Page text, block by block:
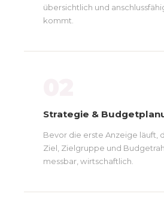
übersichtlich und
kommt.
Strategie &
Bevor die erste Anzeige läuft,
Ziel, Zielgruppe und
messbar, wirtschaftlich.